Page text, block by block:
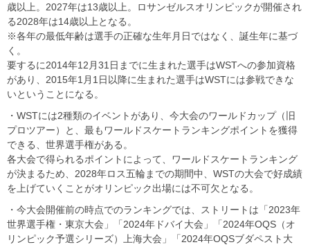
歳以上。2027年は13歳以上。ロサンゼルスオリンピックが開催され
る2028年は14歳以上となる。
※各年の最低年齢は選手の正確な生年月日ではなく、誕生年に基づ
く。
要するに2014年12月31日までに生まれた選手はWSTへの参加資格
があり、2015年1月1日以降に生まれた選手はWSTには参戦できな
いということになる。
・WSTには2種類のイベントがあり、今大会のワールドカップ（旧
プロツアー）と、最もワールドスケートランキングポイントを獲得
できる、世界選手権がある。
各大会で得られるポイントによって、ワールドスケートランキング
が決まるため、2028年ロス五輪までの期間中、WSTの大会で好成績
を上げていくことがオリンピック出場には不可欠となる。
・今大会開催前の時点でのランキングでは、ストリートは「2023年
世界選手権・東京大会」「2024年ドバイ大会」「2024年OQS（オ
リンピック予選シリーズ）上海大会」「2024年OQSブダペスト大